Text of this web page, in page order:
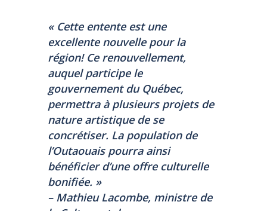
« Cette entente est une
excellente nouvelle pour la
région! Ce renouvellement,
auquel participe le
gouvernement du Québec,
permettra à plusieurs projets de
nature artistique de se
concrétiser. La population de
l’Outaouais pourra ainsi
bénéficier d’une offre culturelle
bonifiée. »
– Mathieu Lacombe, ministre de